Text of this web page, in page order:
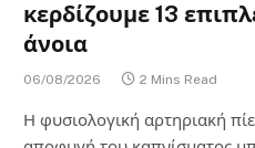
κερδίζουμε 13
άνοια
06/08/2026 2 Mins Read
Η φυσιολογική αρτηριακή